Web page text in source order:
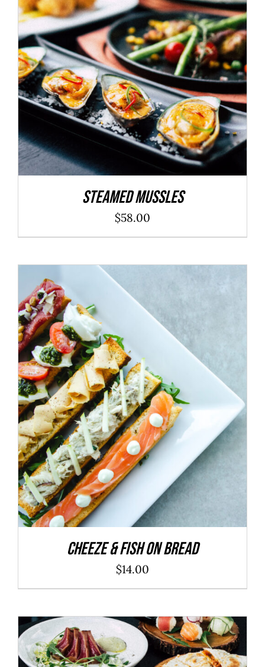
ADD TO CART / DÉTAILS
Steamed Mussles
$58.00
ADD TO CART / DÉTAILS
Cheeze & Fish On Bread
$14.00